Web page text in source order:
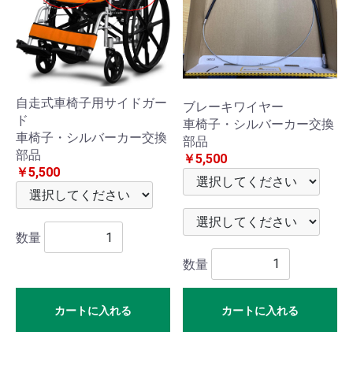
法
に
基
表
記
お
問
い
せ
自走式車椅子用サイドガー
ド
車椅子・シルバーカー交換
部品
￥5,500
数量
カートに入れる
ブレーキワイヤー
車椅子・シルバーカー交換
部品
￥5,500
数量
カートに入れる